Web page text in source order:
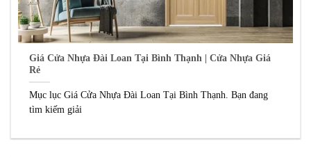
Giá Cửa Nhựa Đài Loan Tại Bình Thạnh | Cửa Nhựa Giá
Rẻ
Mục lục Giá Cửa Nhựa Đài Loan Tại Bình Thạnh. Bạn đang
tìm kiếm giải